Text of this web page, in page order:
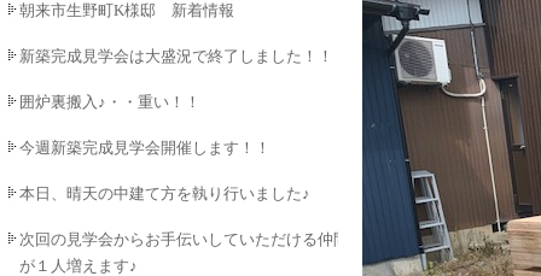
朝来市生野町K様邸 新着情報
新築完成見学会は大盛況で終了しました！！
囲炉裏搬入♪・・重い！！
今週新築完成見学会開催します！！
本日、晴天の中建て方を執り行いました♪
次回の見学会からお手伝いしていただける仲間
が１人増えます♪